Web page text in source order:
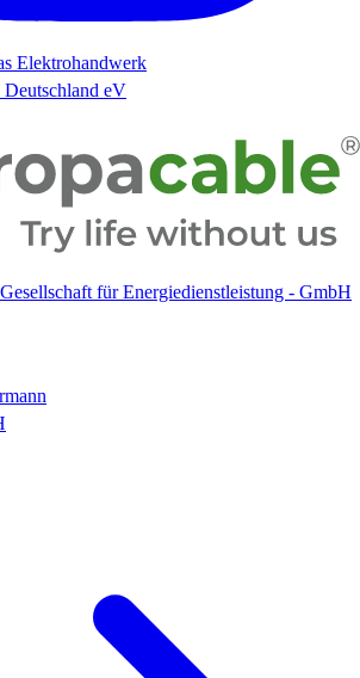
Elektrohandwerk
eV
für Energiedienstleistung - GmbH